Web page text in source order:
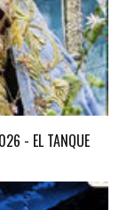
- EL TANQUE